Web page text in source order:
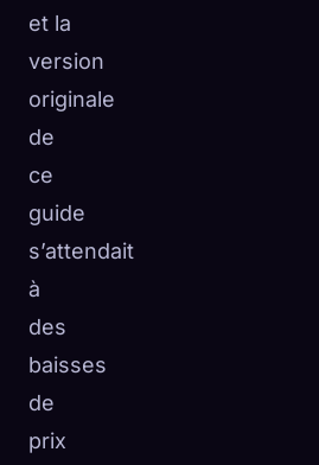
et la
version
originale
de
ce
guide
s’attendait
à
des
baisses
de
prix